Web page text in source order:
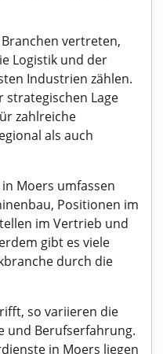
vertreten,
Logistik und der
Industrien zählen.
Lage
zahlreiche
als auch
Moers umfassen
Positionen im
im Vertrieb und
gibt es viele
durch die
so variieren die
und Berufserfahrung.
in Moers liegen